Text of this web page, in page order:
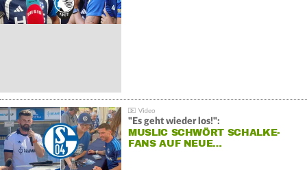
"Es geht wieder los!":
MUSLIC SCHWÖRT SCHALKE-
FANS AUF NEUE…